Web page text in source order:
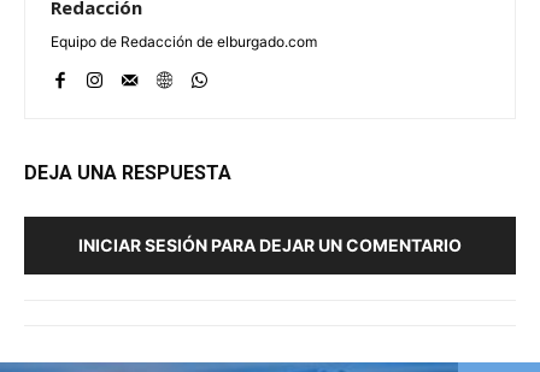
Redacción
Equipo de Redacción de elburgado.com
DEJA UNA RESPUESTA
INICIAR SESIÓN PARA DEJAR UN COMENTARIO